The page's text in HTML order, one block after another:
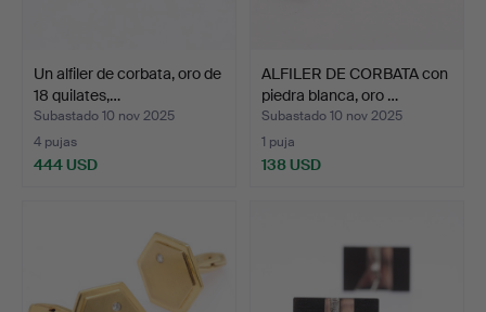
Un alfiler de corbata, oro de
18 quilates,…
Subastado 10 nov 2025
4 pujas
444 USD
ALFILER DE CORBATA con
piedra blanca, oro …
Subastado 10 nov 2025
1 puja
138 USD